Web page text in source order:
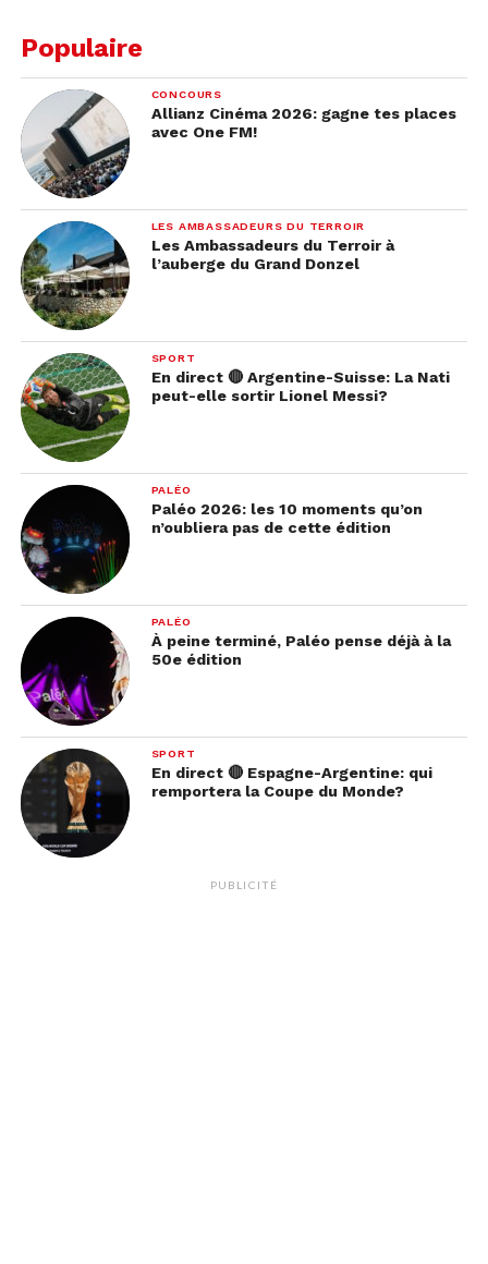
Populaire
CONCOURS
Allianz Cinéma 2026: gagne tes places
avec One FM!
LES AMBASSADEURS DU TERROIR
Les Ambassadeurs du Terroir à
l’auberge du Grand Donzel
SPORT
En direct 🔴 Argentine-Suisse: La Nati
peut-elle sortir Lionel Messi?
PALÉO
Paléo 2026: les 10 moments qu’on
n’oubliera pas de cette édition
PALÉO
À peine terminé, Paléo pense déjà à la
50e édition
SPORT
En direct 🔴 Espagne-Argentine: qui
remportera la Coupe du Monde?
PUBLICITÉ